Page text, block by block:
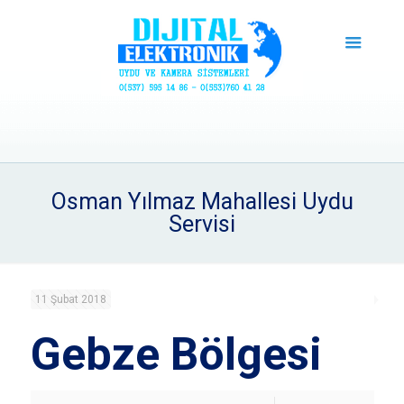
Osman Yılmaz Mahallesi Uydu
Servisi
11 Şubat 2018
Gebze Bölgesi